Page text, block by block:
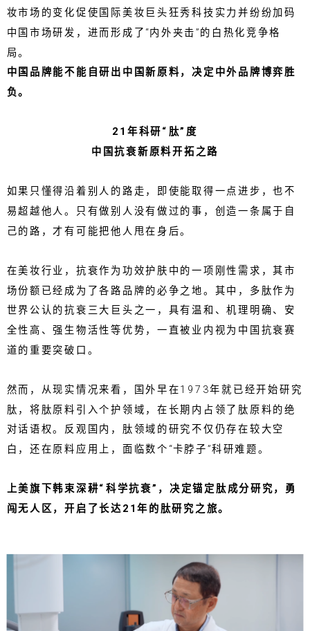
妆市场的变化促使国际美妆巨头狂秀科技实力并纷纷加码
中国市场研发，进而形成了“内外夹击”的白热化竞争格
局。
中国品牌能不能自研出中国新原料，决定中外品牌博弈胜
负。
21年科研“肽”度
中国抗衰新原料开拓之路
如果只懂得沿着别人的路走，即使能取得一点进步，也不
易超越他人。只有做别人没有做过的事，创造一条属于自
己的路，才有可能把他人甩在身后。
在美妆行业，抗衰作为功效护肤中的一项刚性需求，其市
场份额已经成为了各路品牌的必争之地。其中，多肽作为
世界公认的抗衰三大巨头之一，具有温和、机理明确、安
全性高、强生物活性等优势，一直被业内视为中国抗衰赛
道的重要突破口。
然而，从现实情况来看，国外早在1973年就已经开始研究
肽，将肽原料引入个护领域，在长期内占领了肽原料的绝
对话语权。反观国内，肽领域的研究不仅仍存在较大空
白，还在原料应用上，面临数个“卡脖子”科研难题。
上美旗下韩束深耕“科学抗衰”，决定锚定肽成分研究，勇
闯无人区，开启了长达21年的肽研究之旅。